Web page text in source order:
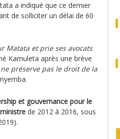
a indiqué que ce dernier
de solliciter un délai de 60
Matata et prie ses avocats
Kamuleta après une brève
préserve pas le droit de la
et gouvernance pour le
de 2012 à 2016, sous